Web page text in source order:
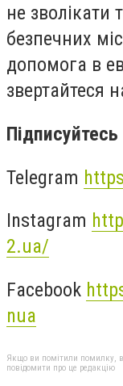
не зволікати
безпечних
допомога в
звертайтеся
Telegram
Instagram
2.ua/
Facebook
nua
Якщо ви помітили помилку,
повідомити про це редакцію